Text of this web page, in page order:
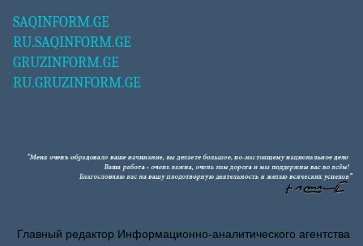
SAQINFORM.GE
RU.SAQINFORM.GE
GRUZINFORM.GE
RU.GRUZINFORM.GE
Главный редактор Информационно-аналитического агентства